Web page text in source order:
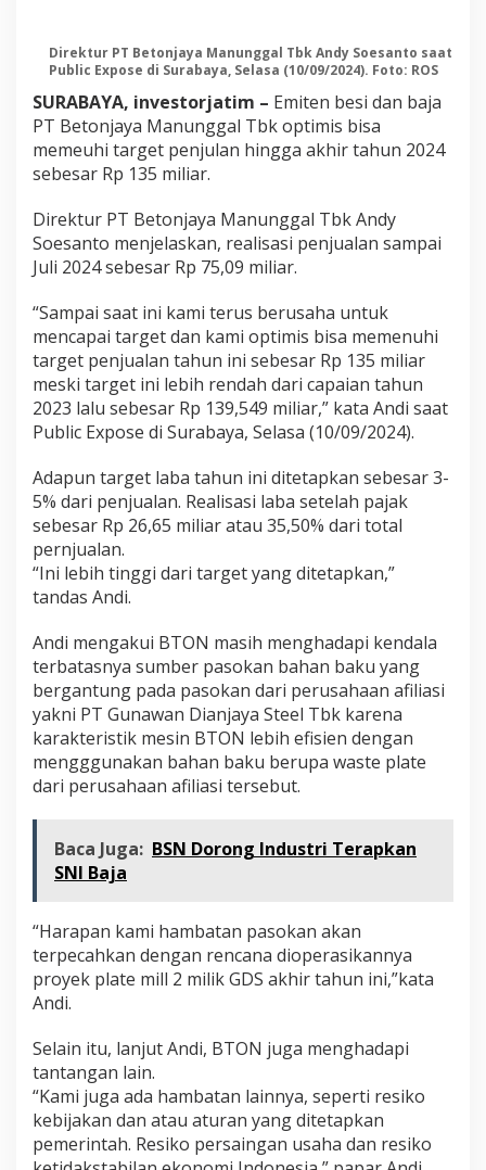
Direktur PT Betonjaya Manunggal Tbk Andy Soesanto saat
Public Expose di Surabaya, Selasa (10/09/2024). Foto: ROS
SURABAYA, investorjatim – Emiten besi dan baja
PT Betonjaya Manunggal Tbk optimis bisa
memeuhi target penjulan hingga akhir tahun 2024
sebesar Rp 135 miliar.
Direktur PT Betonjaya Manunggal Tbk Andy
Soesanto menjelaskan, realisasi penjualan sampai
Juli 2024 sebesar Rp 75,09 miliar.
“Sampai saat ini kami terus berusaha untuk
mencapai target dan kami optimis bisa memenuhi
target penjualan tahun ini sebesar Rp 135 miliar
meski target ini lebih rendah dari capaian tahun
2023 lalu sebesar Rp 139,549 miliar,” kata Andi saat
Public Expose di Surabaya, Selasa (10/09/2024).
Adapun target laba tahun ini ditetapkan sebesar 3-
5% dari penjualan. Realisasi laba setelah pajak
sebesar Rp 26,65 miliar atau 35,50% dari total
pernjualan.
“Ini lebih tinggi dari target yang ditetapkan,”
tandas Andi.
Andi mengakui BTON masih menghadapi kendala
terbatasnya sumber pasokan bahan baku yang
bergantung pada pasokan dari perusahaan afiliasi
yakni PT Gunawan Dianjaya Steel Tbk karena
karakteristik mesin BTON lebih efisien dengan
mengggunakan bahan baku berupa waste plate
dari perusahaan afiliasi tersebut.
Baca Juga: BSN Dorong Industri Terapkan
SNI Baja
“Harapan kami hambatan pasokan akan
terpecahkan dengan rencana dioperasikannya
proyek plate mill 2 milik GDS akhir tahun ini,”kata
Andi.
Selain itu, lanjut Andi, BTON juga menghadapi
tantangan lain.
“Kami juga ada hambatan lainnya, seperti resiko
kebijakan dan atau aturan yang ditetapkan
pemerintah. Resiko persaingan usaha dan resiko